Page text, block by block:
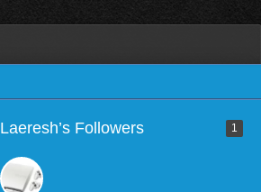
Laeresh’s Followers 1